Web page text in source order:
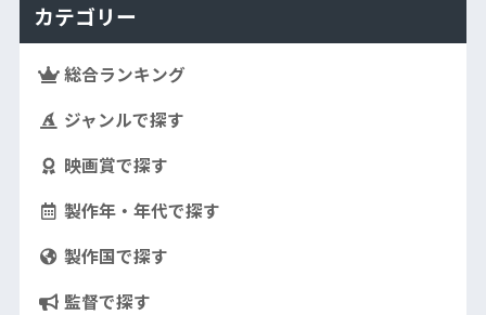
カテゴリー
総合ランキング
ジャンルで探す
映画賞で探す
製作年・年代で探す
製作国で探す
監督で探す